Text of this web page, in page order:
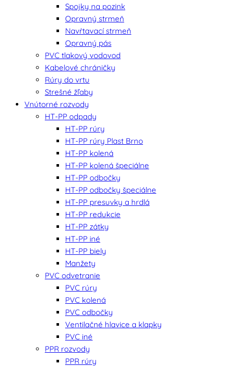
Spojky na pozink
Opravný strmeň
Navŕtavací strmeň
Opravný pás
PVC tlakový vodovod
Kabelové chráničky
Rúry do vrtu
Strešné žľaby
Vnútorné rozvody
HT-PP odpady
HT-PP rúry
HT-PP rúry Plast Brno
HT-PP kolená
HT-PP kolená špeciálne
HT-PP odbočky
HT-PP odbočky špeciálne
HT-PP presuvky a hrdlá
HT-PP redukcie
HT-PP zátky
HT-PP iné
HT-PP biely
Manžety
PVC odvetranie
PVC rúry
PVC kolená
PVC odbočky
Ventilačné hlavice a klapky
PVC iné
PPR rozvody
PPR rúry